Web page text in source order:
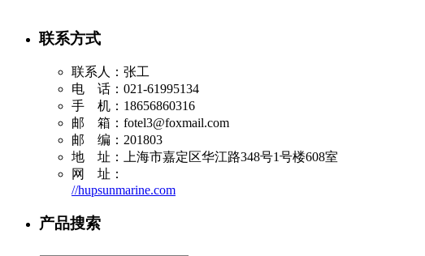
联系方式
联系人：张工
电 话：021-61995134
手 机：18656860316
邮 箱： fotel3@foxmail.com
邮 编：201803
地 址：上海市嘉定区华江路348号1号楼608室
网 址：
//hupsunmarine.com
产品搜索